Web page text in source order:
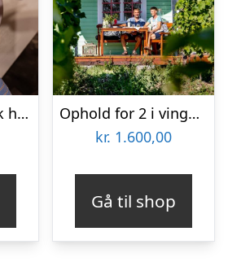
Weekendkeramik hos Lodewa Studio & Boutique
Ophold for 2 i vingårdshytte på Fejø
kr. 1.600,00
Gå til shop